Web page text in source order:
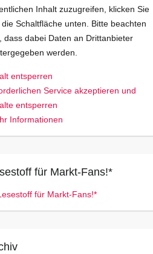
Inhalt zuzugreifen, klicken Sie
Schaltfläche unten. Bitte beachten
dass dabei Daten an Drittanbieter
werden.
entsperren
Service akzeptieren und
entsperren
Informationen
für Markt-Fans!*